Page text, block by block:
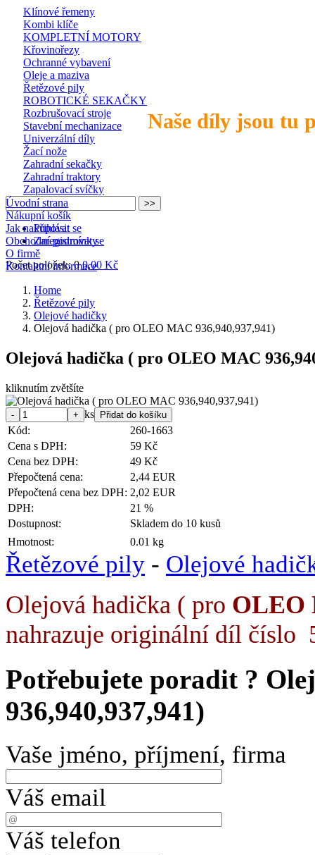
Naše díly jsou tu
Klínové řemeny
Kombi klíče
KOMPLETNÍ MOTORY
Křovinořezy
Ochranné vybavení
Oleje a maziva
Řetězové pily
ROBOTICKÉ SEKAČKY
Rozbrušovací stroje
Stavební mechanizace
Univerzální díly
Žací nože
Zahradní sekačky
Zahradní traktory
Zapalovací svíčky
Přihlásit se
Zaregistrovat se
Počet položek: 0 0,00 Kč
Úvodní strana
Nákupní košík
Jak nakupovat
Obchodní podmínky
O firmě
Kontaktní informace
Home
Řetězové pily
Olejové hadičky
Olejová hadička ( pro OLEO MAC 936,940,937,941)
Olejová hadička ( pro OLEO MAC
kliknutím zvětšíte
ks
Kód:
260-1663
Cena s DPH:
59 Kč
Cena bez DPH:
49 Kč
Přepočtená cena:
2,44 EUR
Přepočtená cena bez DPH: 2,02 EUR
DPH:
21 %
Dostupnost:
Skladem do 10 kusů
Hmotnost:
0.01 kg
Řetězové pily - Olejové
Olejová hadička ( pro OLEO
nahrazuje originální díl číslo
Potřebujete poradit ?
936,940,937,941)
Vaše jméno, příjmení, firma
Váš email
Váš telefon